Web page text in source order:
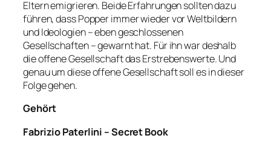
Eltern emigrieren. Beide Erfahrungen sollten dazu
führen, dass Popper immer wieder vor Weltbildern
und Ideologien – eben geschlossenen
Gesellschaften – gewarnt hat. Für ihn war deshalb
die offene Gesellschaft das Erstrebenswerte. Und
genau um diese offene Gesellschaft soll es in dieser
Folge gehen.
Gehört
Fabrizio Paterlini – Secret Book